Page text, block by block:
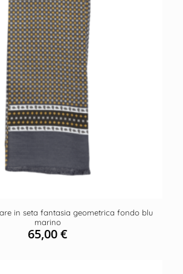
in seta fantasia geometrica fondo blu
marino
65,00€